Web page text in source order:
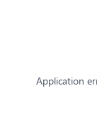
Application